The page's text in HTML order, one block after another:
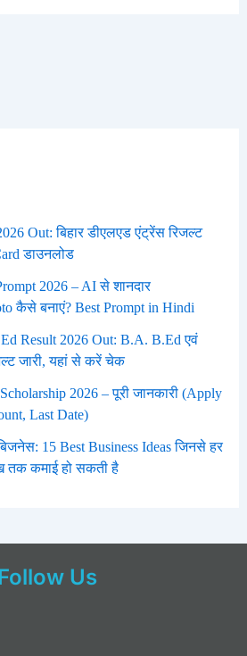
Out: बिहार डीएलएड एंट्रेंस रिजल्ट
डाउनलोड
2026 – AI से शानदार
कैसे बनाएं? Best Prompt in Hindi
Result 2026 Out: B.A. B.Ed एवं
जारी, यहां से करें चेक
2026 – पूरी जानकारी (Apply
Last Date)
15 Best Business Ideas जिनसे हर
तक कमाई हो सकती है
Us